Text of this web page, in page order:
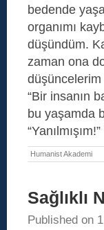
bedende
organımı
düşündüm.
zaman ona
düşüncelerim
“Bir insanın
bu yaşamda
“Yanılmışım!”
Humanist Akademi
Sağlıklı
Published on